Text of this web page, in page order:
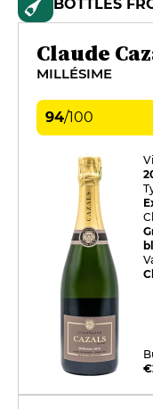
BOTTLES
Claude
MILLÉSIME
94/100